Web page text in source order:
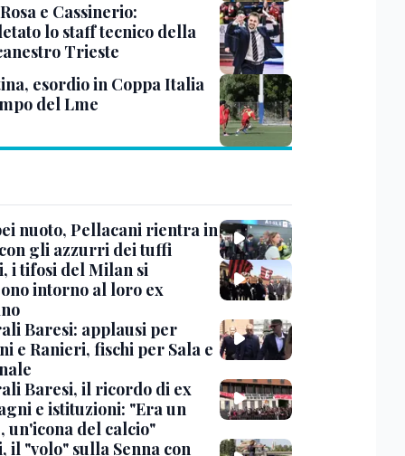
e Cassinerio:
lo staff tecnico della
Trieste
esordio in Coppa Italia
del Lme
nuoto, Pellacani rientra in
gli azzurri dei tuffi
i tifosi del Milan si
intorno al loro ex
Baresi: applausi per
e Ranieri, fischi per Sala e
Baresi, il ricordo di ex
e istituzioni: "Era un
un'icona del calcio"
il "volo" sulla Senna con